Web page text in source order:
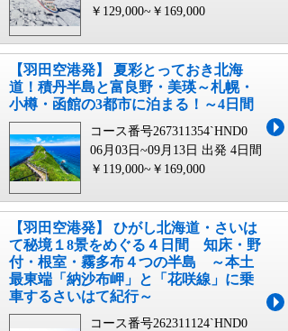
￥129,000~￥169,000
【羽田空港発】 夏彩とっておき北海
道！積丹半島と富良野・美瑛～札幌・
小樽・函館の3都市に泊まる！～4日間
コース番号267311354`HND0
06月03日~09月13日 出発 4日間
￥119,000~￥169,000
【羽田空港発】 ひがし北海道・さいは
て秘境１8景をめぐる４日間 知床・野
付・根室・霧多布４つの半島 ～本土
最東端「納沙布岬」と「花咲線」に乗
車するさいはて紀行～
コース番号262311124`HND0